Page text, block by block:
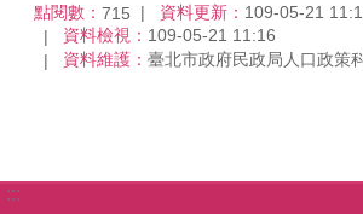
點閱數： 715 資料更新： 109-05-21
資料檢視： 109-05-21 11:16
資料維護： 臺北市政府民政局人口政策
:::